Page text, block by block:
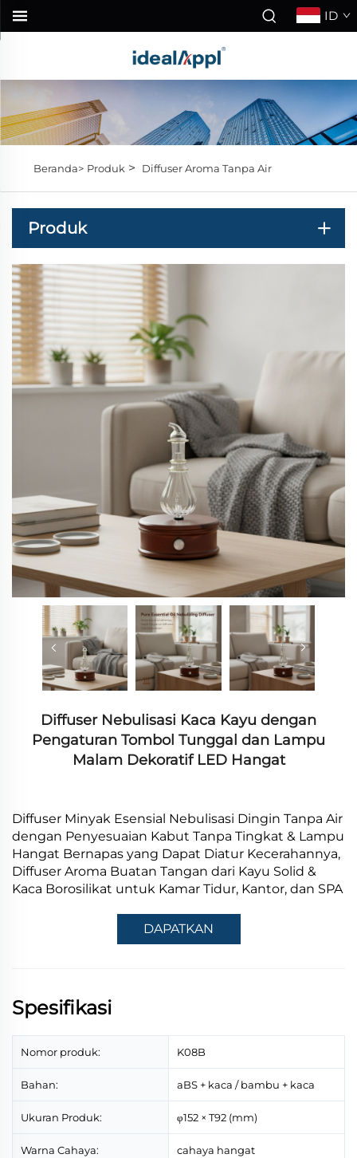
ID
Beranda> Produk > Diffuser Aroma Tanpa Air
Produk
Diffuser Nebulisasi Kaca Kayu dengan
Pengaturan Tombol Tunggal dan Lampu
Malam Dekoratif LED Hangat
Diffuser Minyak Esensial Nebulisasi Dingin Tanpa Air
dengan Penyesuaian Kabut Tanpa Tingkat & Lampu
Hangat Bernapas yang Dapat Diatur Kecerahannya,
Diffuser Aroma Buatan Tangan dari Kayu Solid &
Kaca Borosilikat untuk Kamar Tidur, Kantor, dan SPA
DAPATKAN
Spesifikasi
Nomor produk: K08B
Bahan: aBS + kaca / bambu + kaca
Ukuran Produk: φ152 × T92 (mm)
Warna Cahaya: cahaya hangat